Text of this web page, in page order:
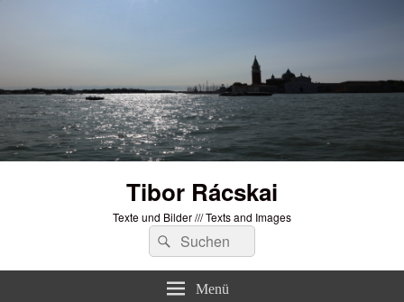
Tibor Rácskai
Texte und Bilder /// Texts and Images
Suchen
nach:
Suchen
Menü